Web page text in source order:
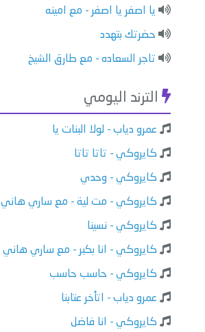
يا اصفر يا اصفر - مع امينه
حضرتك بتهدد
تاجر السعاده - مع طارق الشيخ
الترند اليومي
عمرو دياب - لولا البنات يا
كايروكي - تاتا تاتا
كايروكي - وحدي
كايروكي - مت لية - مع ساري هاني
كايروكي - نسينا
كايروكي - انا بكبر - مع ساري هاني
كايروكي - حاسب حاسب
عمرو دياب - اتأخر عتابنا
كايروكي - انا فاضل